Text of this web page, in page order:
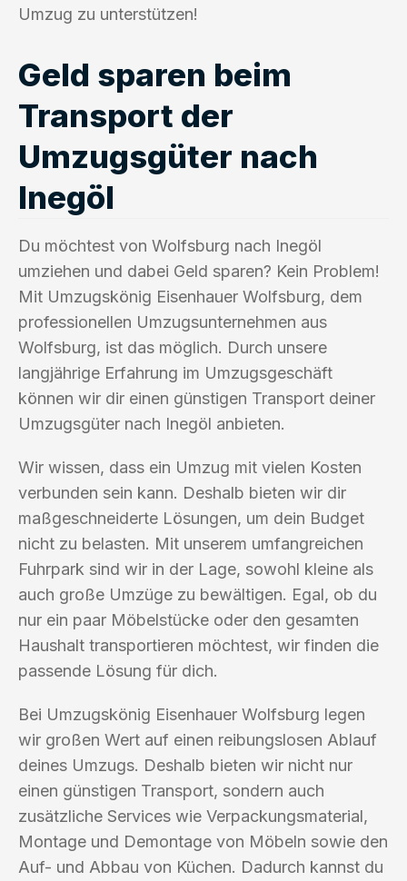
Umzug zu unterstützen!
Geld sparen beim
Transport der
Umzugsgüter nach
Inegöl
Du möchtest von Wolfsburg nach Inegöl
umziehen und dabei Geld sparen? Kein Problem!
Mit Umzugskönig Eisenhauer Wolfsburg, dem
professionellen Umzugsunternehmen aus
Wolfsburg, ist das möglich. Durch unsere
langjährige Erfahrung im Umzugsgeschäft
können wir dir einen günstigen Transport deiner
Umzugsgüter nach Inegöl anbieten.
Wir wissen, dass ein Umzug mit vielen Kosten
verbunden sein kann. Deshalb bieten wir dir
maßgeschneiderte Lösungen, um dein Budget
nicht zu belasten. Mit unserem umfangreichen
Fuhrpark sind wir in der Lage, sowohl kleine als
auch große Umzüge zu bewältigen. Egal, ob du
nur ein paar Möbelstücke oder den gesamten
Haushalt transportieren möchtest, wir finden die
passende Lösung für dich.
Bei Umzugskönig Eisenhauer Wolfsburg legen
wir großen Wert auf einen reibungslosen Ablauf
deines Umzugs. Deshalb bieten wir nicht nur
einen günstigen Transport, sondern auch
zusätzliche Services wie Verpackungsmaterial,
Montage und Demontage von Möbeln sowie den
Auf- und Abbau von Küchen. Dadurch kannst du